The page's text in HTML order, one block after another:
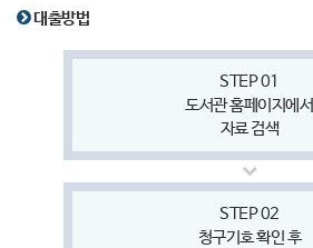
대출방법
STEP 01
도서관 홈페이지에서
자료 검색
STEP 02
청구기호 확인 후